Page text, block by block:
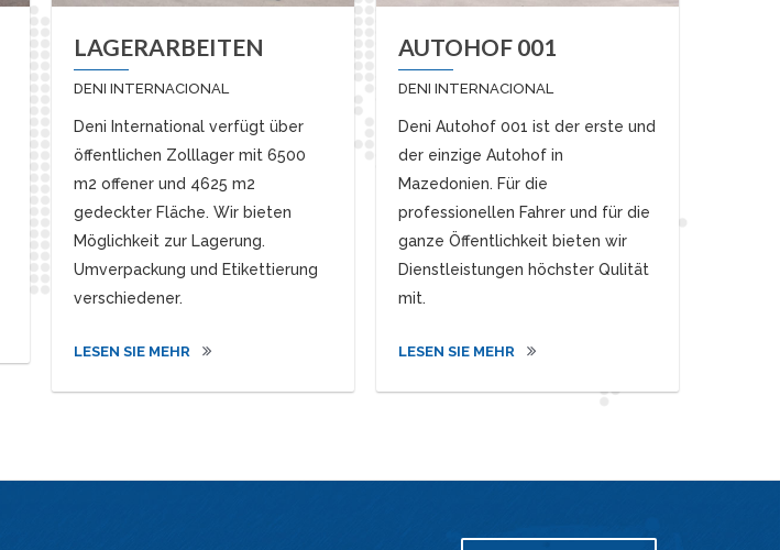
LAGERARBEITEN
DENI INTERNACIONAL
Deni International verfügt über
öffentlichen Zolllager mit 6500
m2 offener und 4625 m2
gedeckter Fläche. Wir bieten
Möglichkeit zur Lagerung.
Umverpackung und Etikettierung
verschiedener.
LESEN SIE MEHR
AUTOHOF 001
DENI INTERNACIONAL
Deni Autohof 001 ist der erste und
der einzige Autohof in
Mazedonien. Für die
professionellen Fahrer und für die
ganze Öffentlichkeit bieten wir
Dienstleistungen höchster Qulität
mit.
LESEN SIE MEHR